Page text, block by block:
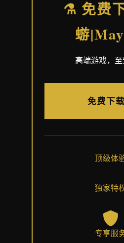
⚗️ 免费
蝣
高端游戏，
免费下载
顶级体
独家特
专享服